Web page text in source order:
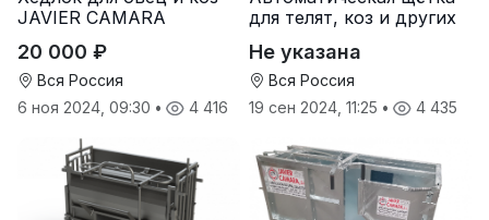
JAVIER CAMARA
20 000 ₽
Вся Россия
6 ноя 2024, 09:30 • 4 416
для телят, коз и других
Не указана
Вся Россия
19 сен 2024, 11:25 • 4 435